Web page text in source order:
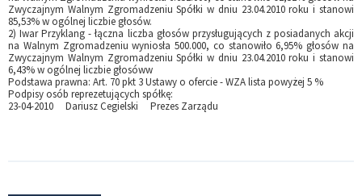
Zwyczajnym Walnym Zgromadzeniu Spółki w dniu 23.04.2010 roku i stanowi
85,53% w ogólnej liczbie głosów.
2) Iwar Przyklang - łączna liczba głosów przysługujących z posiadanych akcji
na Walnym Zgromadzeniu wyniosła 500.000, co stanowiło 6,95% głosów na
Zwyczajnym Walnym Zgromadzeniu Spółki w dniu 23.04.2010 roku i stanowi
6,43% w ogólnej liczbie głosóww
Podstawa prawna: Art. 70 pkt 3 Ustawy o ofercie - WZA lista powyżej 5 %
Podpisy osób reprezetujących spółkę:
23-04-2010 Dariusz Cegielski Prezes Zarządu